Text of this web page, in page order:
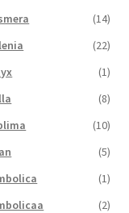
(14)
(22)
(1)
(8)
(10)
(5)
(1)
(2)